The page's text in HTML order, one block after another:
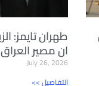
طهران تايمز:
ان مصير
July 26, 2026
<< التفاصيل